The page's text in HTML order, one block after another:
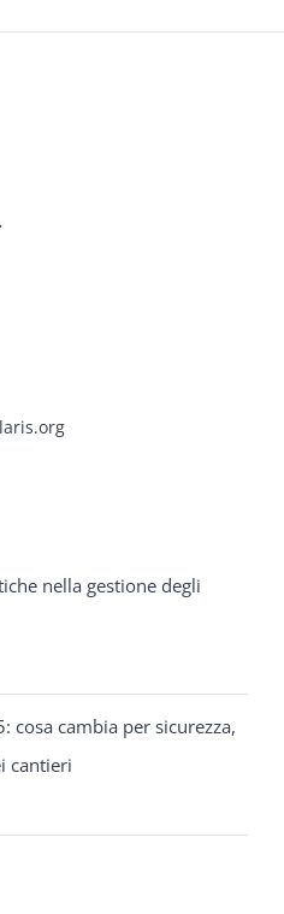
nella gestione degli
cosa cambia per sicurezza,
cantieri